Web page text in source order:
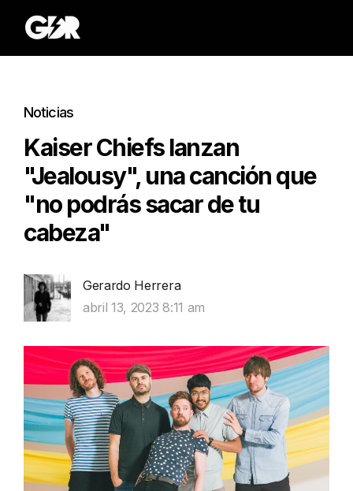
Noticias
Kaiser Chiefs lanzan
"Jealousy", una canción que
"no podrás sacar de tu
cabeza"
Gerardo Herrera
abril 13, 2023 8:11 am